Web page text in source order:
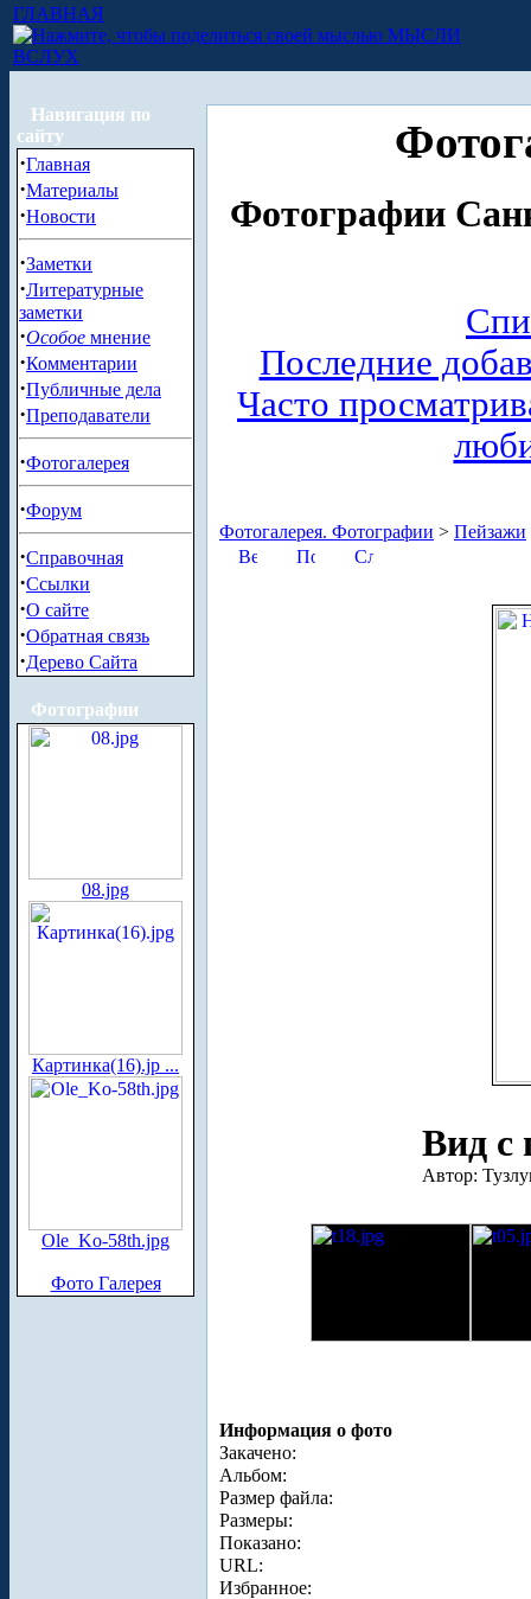
ГЛАВНАЯ
МЫСЛИ
ВСЛУХ
Навигация по
сайту
·Главная
·Материалы
·Новости
·Заметки
·Литературные
заметки
·Особое мнение
·Комментарии
·Публичные дела
·Преподаватели
·Фотогалерея
·Форум
·Справочная
·Ссылки
·О сайте
·Обратная связь
·Дерево Сайта
Фотографии
08.jpg
Картинка(16).jp ...
Ole_Ko-58th.jpg
Фото Галерея
Фотографии
Последние
Часто
Фотогалерея. Фотографии > Пейзажи
Вид с
Автор:
Информация о фото
Закачено:
Альбом:
Размер файла:
Размеры:
Показано:
URL:
Избранное: